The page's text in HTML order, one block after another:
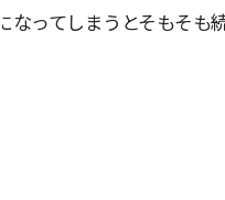
ってしまうとそもそも